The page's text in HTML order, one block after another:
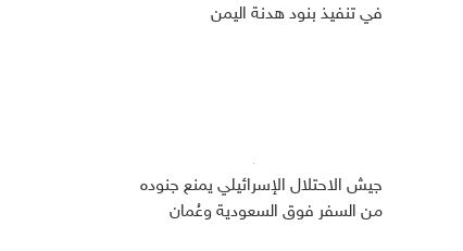
في تنفيذ بنود هدنة اليمن
جيش الاحتلال الإسرائيلي يمنع جنوده
من السفر فوق السعودية وعُمان